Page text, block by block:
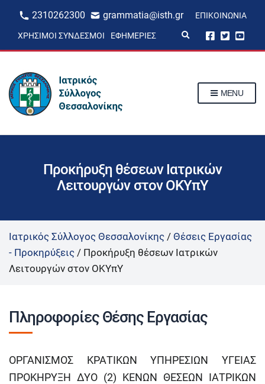
2310262300 grammatia@isth.gr ΕΠΙΚΟΙΝΩΝΊΑ
ΧΡΉΣΙΜΟΙ ΣΎΝΔΕΣΜΟΙ ΕΦΗΜΕΡΊΕΣ
p
m
MENU
Προκήρυξη θέσεων Ιατρικών
Λειτουργών στον ΟΚΥπΥ
Ιατρικός Σύλλογος Θεσσαλονίκης / Θέσεις Εργασίας
- Προκηρύξεις / Προκήρυξη θέσεων Ιατρικών
Λειτουργών στον ΟΚΥπΥ
Πληροφορίες Θέσης Εργασίας
ΟΡΓΑΝΙΣΜΟΣ ΚΡΑΤΙΚΩΝ ΥΠΗΡΕΣΙΩΝ ΥΓΕΙΑΣ
ΠΡΟΚΗΡΥΞΗ ΔΥΟ (2) ΚΕΝΩΝ ΘΕΣΕΩΝ ΙΑΤΡΙΚΩΝ